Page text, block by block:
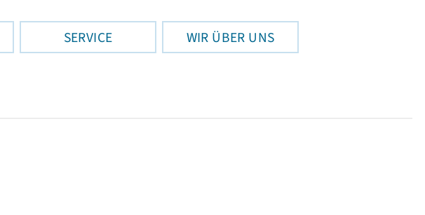
SERVICE WIR ÜBER UNS